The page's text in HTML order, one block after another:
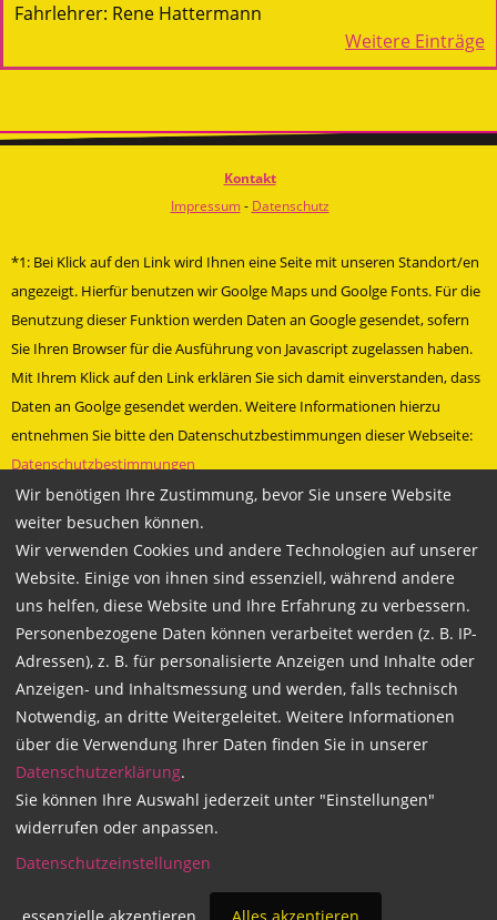
Fahrlehrer: Rene Hattermann
Weitere Einträge
Kontakt
Impressum- Datenschutz
*1: Bei Klick auf den Link wird Ihnen eine Seite mit unseren Standort/en
angezeigt. Hierfür benutzen wir Goolge Maps und Goolge Fonts. Für die
Benutzung dieser Funktion werden Daten an Google gesendet, sofern
Sie Ihren Browser für die Ausführung von Javascript zugelassen haben.
Mit Ihrem Klick auf den Link erklären Sie sich damit einverstanden, dass
Daten an Goolge gesendet werden. Weitere Informationen hierzu
entnehmen Sie bitte den Datenschutzbestimmungen dieser Webseite:
Datenschutzbestimmungen
» Besuche uns bei Facebook
Technische Betreuung und Programmierung durch Mariondo.com
Copyright 2026
WACHSMANN Fahrschulgruppe
Wir benötigen Ihre Zustimmung, bevor Sie unsere Website
weiter besuchen können.
Wir verwenden Cookies und andere Technologien auf unserer
Website. Einige von ihnen sind essenziell, während andere
uns helfen, diese Website und Ihre Erfahrung zu verbessern.
Personenbezogene Daten können verarbeitet werden (z. B. IP-
Adressen), z. B. für personalisierte Anzeigen und Inhalte oder
Anzeigen- und Inhaltsmessung und werden, falls technisch
Notwendig, an dritte Weitergeleitet. Weitere Informationen
über die Verwendung Ihrer Daten finden Sie in unserer
Datenschutzerklärung.
Sie können Ihre Auswahl jederzeit unter "Einstellungen"
widerrufen oder anpassen.
Datenschutzeinstellungen